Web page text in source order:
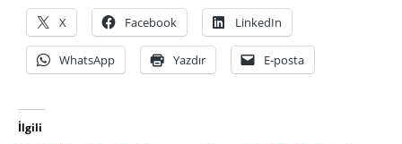
X Facebook LinkedIn
WhatsApp Yazdır E-posta
İlgili